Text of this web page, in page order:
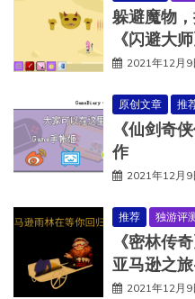
躲避魔物
《闪避大
2021年12月9
原创文章 推
《仙剑奇
作
2021年12月9
推荐 独游评
《密林传
亚马逊之
2021年12月9